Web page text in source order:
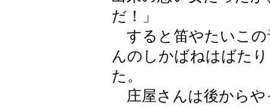
だ！」
すると笛やたいこの
んのしかばねはばた
た。
庄屋さんは後からや